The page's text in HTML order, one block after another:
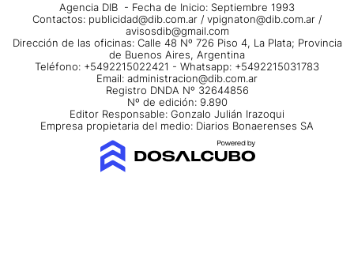
Agencia DIB - Fecha de Inicio: Septiembre 1993
Contactos: publicidad@dib.com.ar / vpignaton@dib.com.ar /
avisosdib@gmail.com
Dirección de las oficinas: Calle 48 Nº 726 Piso 4, La Plata; Provincia
de Buenos Aires, Argentina
Teléfono: +5492215022421 - Whatsapp: +5492215031783
Email: administracion@dib.com.ar
Registro DNDA Nº 32644856
Nº de edición: 9.890
Editor Responsable: Gonzalo Julián Irazoqui
Empresa propietaria del medio: Diarios Bonaerenses SA